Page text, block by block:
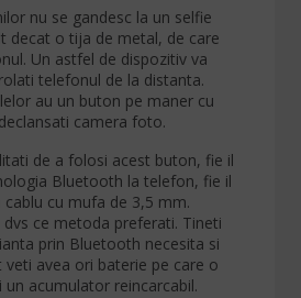
nu se gandesc la un selfie
decat o tija de metal, de care
Un astfel de dispozitiv va
telefonul de la distanta.
au un buton pe maner cu
camera foto.
de a folosi acest buton, fie il
Bluetooth la telefon, fie il
cu mufa de 3,5 mm.
ce metoda preferati. Tineti
prin Bluetooth necesita si
avea ori baterie pe care o
acumulator reincarcabil.